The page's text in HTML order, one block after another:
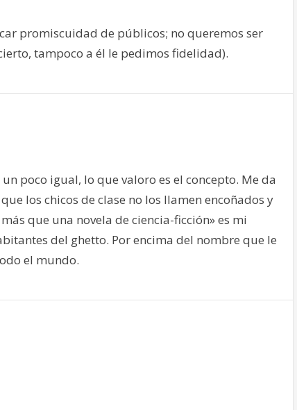
promiscuidad de públicos; no queremos ser
tampoco a él le pedimos fidelidad).
poco igual, lo que valoro es el concepto. Me da
los chicos de clase no los llamen encoñados y
que una novela de ciencia-ficción» es mi
del ghetto. Por encima del nombre que le
el mundo.